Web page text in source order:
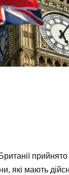
які мають